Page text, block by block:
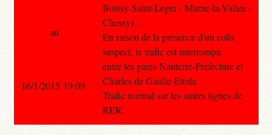
Boissy-Saint-Leger - Marne-la-Vallee -
Chessy) :
En raison de la presence d'un colis
suspect, le trafic est interrompu
entre les gares Nanterre-Prefecture et
Charles de Gaulle-Etoile.
Trafic normal sur les autres lignes de
RER.
au
16/1/2015 19:09